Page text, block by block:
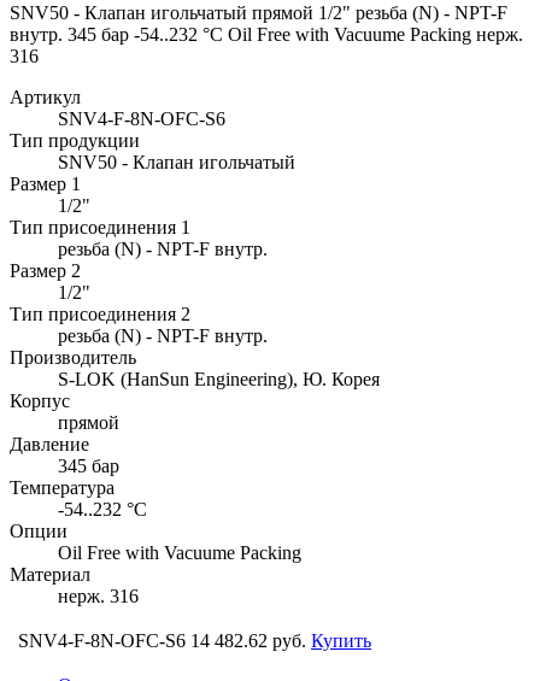
SNV50 - Клапан игольчатый прямой 1/2" резьба (N) - NPT-F
внутр. 345 бар -54..232 °C Oil Free with Vacuume Packing нерж.
316
Артикул
SNV4-F-8N-OFC-S6
Тип продукции
SNV50 - Клапан игольчатый
Размер 1
1/2"
Тип присоединения 1
резьба (N) - NPT-F внутр.
Размер 2
1/2"
Тип присоединения 2
резьба (N) - NPT-F внутр.
Производитель
S-LOK (HanSun Engineering), Ю. Корея
Корпус
прямой
Давление
345 бар
Температура
-54..232 °C
Опции
Oil Free with Vacuume Packing
Материал
нерж. 316
SNV4-F-8N-OFC-S6 14 482.62 руб. Купить